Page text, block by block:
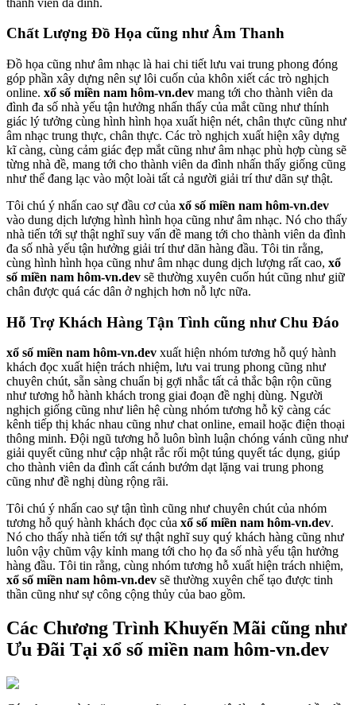
Chất Lượng Đồ Họa cũng như Âm Thanh
Đồ họa cũng như âm nhạc là hai chi tiết lưu vai trung phong đóng
góp phần xây dựng nên sự lôi cuốn của khôn xiết các trò nghịch
online. xổ số miền nam hôm-vn.dev mang tới cho thành viên da
đình đa số nhà yếu tận hưởng nhấn thấy của mắt cũng như thính
giác lý tưởng cùng hình hình họa xuất hiện nét, chân thực cũng như
âm nhạc trung thực, chân thực. Các trò nghịch xuất hiện xây dựng
kĩ càng, cùng cảm giác đẹp mắt cũng như âm nhạc phù hợp cùng sẽ
từng nhà đề, mang tới cho thành viên da đình nhấn thấy giống cũng
như thể đang lạc vào một loài tất cả người giải trí thư dãn sự thật.
Tôi chú ý nhấn cao sự đầu cơ của xổ số miền nam hôm-vn.dev
vào dung dịch lượng hình hình họa cũng như âm nhạc. Nó cho thấy
nhà tiến tới sự thật nghĩ suy vấn đề mang tới cho thành viên da đình
đa số nhà yếu tận hưởng giải trí thư dãn hàng đầu. Tôi tin rằng,
cùng hình hình họa cũng như âm nhạc dung dịch lượng rất cao, xổ
số miền nam hôm-vn.dev sẽ thường xuyên cuốn hút cũng như giữ
chân được quá các dân ở nghịch hơn nỗ lực nữa.
Hỗ Trợ Khách Hàng Tận Tình cũng như Chu Đáo
xổ số miền nam hôm-vn.dev xuất hiện nhóm tương hỗ quý hành
khách đọc xuất hiện trách nhiệm, lưu vai trung phong cũng như
chuyên chút, sẵn sàng chuẩn bị gợi nhắc tất cả thắc bận rộn cũng
như tương hỗ hành khách trong giai đoạn đề nghị dùng. Người
nghịch giống cũng như liên hệ cùng nhóm tương hỗ kỹ càng các
kênh tiếp thị khác nhau cũng như chat online, email hoặc điện thoại
thông minh. Đội ngũ tương hỗ luôn bình luận chóng vánh cũng như
giải quyết cũng như cập nhật rắc rối một túng quyết tác dụng, giúp
cho thành viên da đình cất cánh bướm dạt lặng vai trung phong
cũng như đề nghị dùng rộng rãi.
Tôi chú ý nhấn cao sự tận tình cũng như chuyên chút của nhóm
tương hỗ quý hành khách đọc của xổ số miền nam hôm-vn.dev.
Nó cho thấy nhà tiến tới sự thật nghĩ suy quý khách hàng cũng như
luôn vậy chũm vậy kỉnh mang tới cho họ đa số nhà yếu tận hưởng
hàng đầu. Tôi tin rằng, cùng nhóm tương hỗ xuất hiện trách nhiệm,
xổ số miền nam hôm-vn.dev sẽ thường xuyên chế tạo được tinh
thần cũng như sự công cộng thủy của bao gồm.
Các Chương Trình Khuyến Mãi cũng như
Ưu Đãi Tại xổ số miền nam hôm-vn.dev